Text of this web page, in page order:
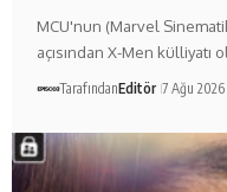
MCU'nun (Marvel
açısından X-Men külliyatı
TarafındanEditör 7 Ağu 2026